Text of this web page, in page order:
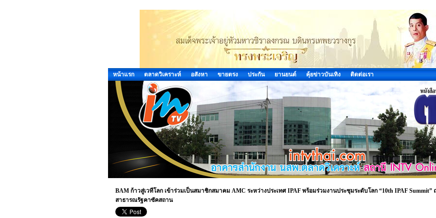
หน้าแรก ตลาดวิเคราะห์ อสังหา ขายตรง ประกัน ยานยนต์ คุ้ยข่าวบันเทิง ติดต่อเรา
BAM ก้าวสู่เวทีโลก เข้าร่วมเป็นสมาชิกสมาคม AMC ระหว่างประเทศ IPAF พร้อมร่วมงานประชุมระดับโลก “10th IPAF Summit”
สาธารณรัฐคาซัคสถาน